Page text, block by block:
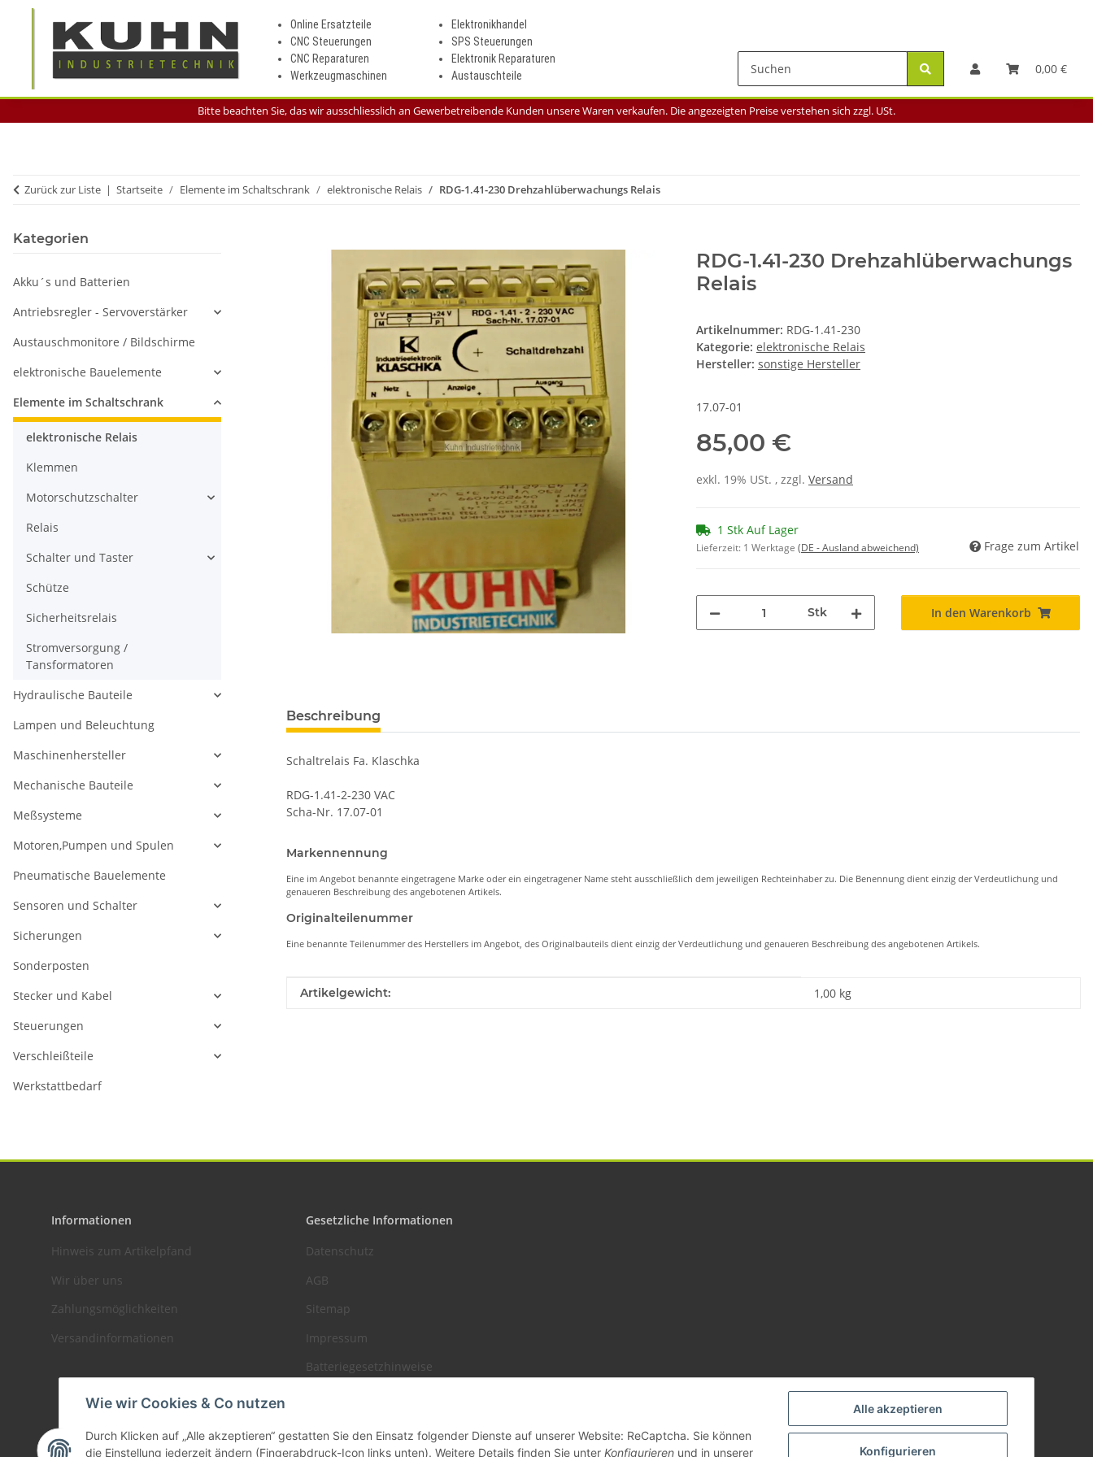
Alle akzeptieren
Konfigurieren
Wie wir Cookies & Co nutzen
Durch Klicken auf „Alle akzeptieren“ gestatten Sie den Einsatz folgender Dienste auf unserer Website: ReCaptcha. Sie können
die Einstellung jederzeit ändern (Fingerabdruck-Icon links unten). Weitere Details finden Sie unter Konfigurieren und in unserer
Online Ersatzteile
CNC Steuerungen
CNC Reparaturen
Werkzeugmaschinen
Elektronikhandel
SPS Steuerungen
Elektronik Reparaturen
Austauschteile
0,00 €
Bitte beachten Sie, das wir ausschliesslich an Gewerbetreibende Kunden unsere Waren verkaufen. Die angezeigten Preise verstehen sich zzgl. USt.
Zurück zur Liste Startseite Elemente im Schaltschrank elektronische Relais RDG-1.41-230 Drehzahlüberwachungs Relais
RDG-1.41-230 Drehzahlüberwachungs
Relais
Artikelnummer: RDG-1.41-230
Kategorie: elektronische Relais
Hersteller: sonstige Hersteller
17.07-01
85,00 €
exkl. 19% USt. , zzgl. Versand
1 Stk Auf Lager
Lieferzeit: 1 Werktage (DE - Ausland abweichend) Frage zum Artikel
Stk In den Warenkorb
Beschreibung
Schaltrelais Fa. Klaschka
RDG-1.41-2-230 VAC
Scha-Nr. 17.07-01
Markennennung
Eine im Angebot benannte eingetragene Marke oder ein eingetragener Name steht ausschließlich dem jeweiligen Rechteinhaber zu. Die Benennung dient einzig der Verdeutlichung und
genaueren Beschreibung des angebotenen Artikels.
Originalteilenummer
Eine benannte Teilenummer des Herstellers im Angebot, des Originalbauteils dient einzig der Verdeutlichung und genaueren Beschreibung des angebotenen Artikels.
Produkteigenschaft
Wert
Artikelgewicht: 1,00 kg
Kategorien
Akku´s und Batterien
Antriebsregler - Servoverstärker
Austauschmonitore / Bildschirme
elektronische Bauelemente
Elemente im Schaltschrank
elektronische Relais
Klemmen
Motorschutzschalter
Relais
Schalter und Taster
Schütze
Sicherheitsrelais
Stromversorgung /
Tansformatoren
Hydraulische Bauteile
Lampen und Beleuchtung
Maschinenhersteller
Mechanische Bauteile
Meßsysteme
Motoren,Pumpen und Spulen
Pneumatische Bauelemente
Sensoren und Schalter
Sicherungen
Sonderposten
Stecker und Kabel
Steuerungen
Verschleißteile
Werkstattbedarf
Informationen
Hinweis zum Artikelpfand
Wir über uns
Zahlungsmöglichkeiten
Versandinformationen
Gesetzliche Informationen
Datenschutz
AGB
Sitemap
Impressum
Batteriegesetzhinweise